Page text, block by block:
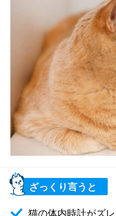
ざっくり言うと
猫の体内時計がズ